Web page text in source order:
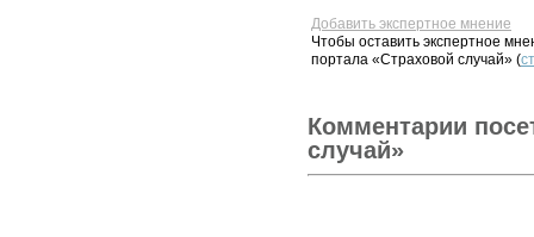
Добавить экспертное мнение
Чтобы оставить экспертное
портала «Страховой случай» (
Комментарии
случай»